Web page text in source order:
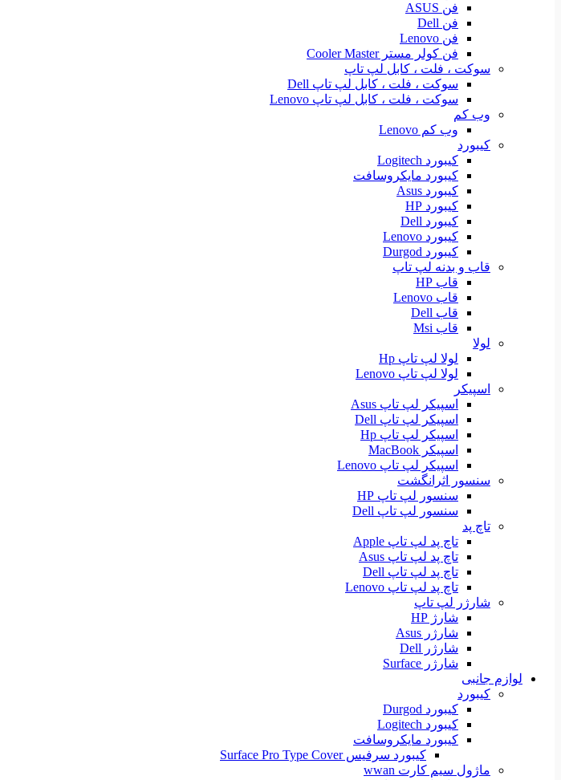
فن ASUS
فن Dell
فن Lenovo
فن کولر مستر Cooler Master
سوکت ، فلت ، کابل لپ تاپ
سوکت ، فلت ، کابل لپ تاپ Dell
سوکت ، فلت ، کابل لپ تاپ Lenovo
وب کم
وب کم Lenovo
کیبورد
کیبورد Logitech
کیبورد مایکروسافت
کیبورد Asus
کیبورد HP
کیبورد Dell
کیبورد Lenovo
کیبورد Durgod
قاب و بدنه لپ تاپ
قاب HP
قاب Lenovo
قاب Dell
قاب Msi
لولا
لولا لپ تاپ Hp
لولا لپ تاپ Lenovo
اسپیکر
اسپیکر لپ تاپ Asus
اسپیکر لپ تاپ Dell
اسپیکر لپ تاپ Hp
اسپیکر MacBook
اسپیکر لپ تاپ Lenovo
سنسور اثرانگشت
سنسور لپ تاپ HP
سنسور لپ تاپ Dell
تاچ پد
تاچ پد لپ تاپ Apple
تاچ پد لپ تاپ Asus
تاچ پد لپ تاپ Dell
تاچ پد لپ تاپ Lenovo
شارژر لپ تاپ
شارژ HP
شارژر Asus
شارژر Dell
شارژر Surface
لوازم جانبی
کیبورد
کیبورد Durgod
کیبورد Logitech
کیبورد مایکروسافت
کیبورد سرفیس Surface Pro Type Cover
ماژول سیم کارت wwan